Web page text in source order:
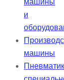
машины
и
машины